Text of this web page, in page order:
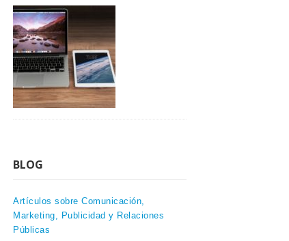
BLOG
Artículos sobre Comunicación,
Marketing, Publicidad y Relaciones
Públicas